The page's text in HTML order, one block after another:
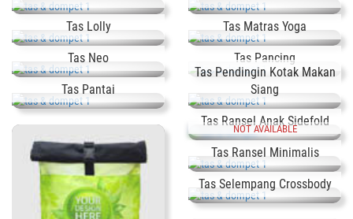
Tas Lolly Tas Matras Yoga
Tas Neo Tas Pancing
Tas Pantai
Tas Pendingin Kotak Makan
Siang
Tas Ransel Anak Sidefold
NOT AVAILABLE
Tas Ransel Minimalis
Tas Selempang Crossbody